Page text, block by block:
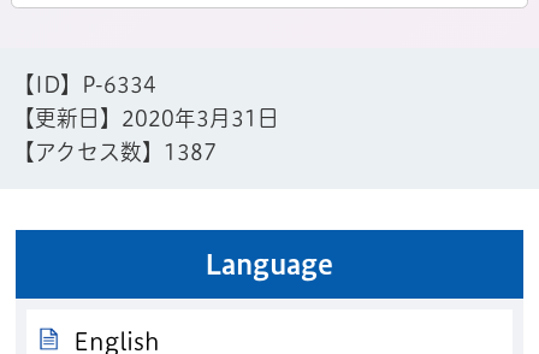
【ID】
P-6334
【更新日】 2020年3月31日
【アクセス数】
1387
Language
English